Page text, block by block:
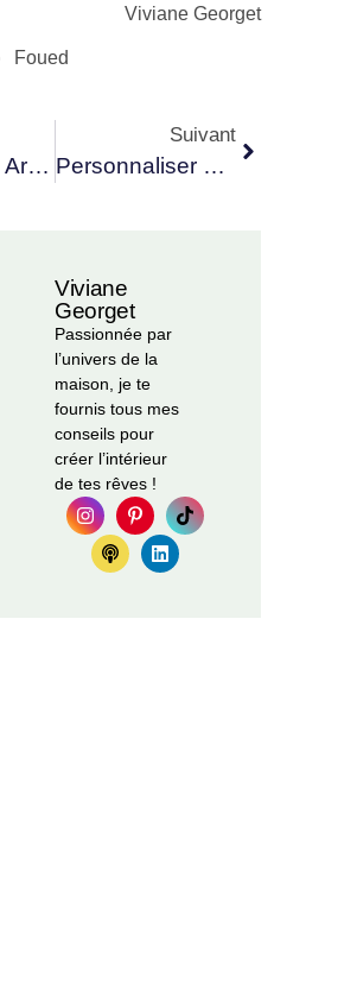
Viviane Georget
Foued
Visite Privée Archibien : Rénovation D’une Maison Bretonne Des Années 70
Suivant
Personnaliser Un Meuble Ancien Rapidement Et Facilement
Viviane
Georget
Passionnée par
l’univers de la
maison, je te
fournis tous mes
conseils pour
créer l’intérieur
de tes rêves !